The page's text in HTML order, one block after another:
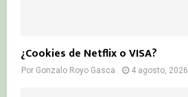
¿Cookies de Netflix o VISA?
Por Gonzalo Royo Gasca 4 agosto, 2026